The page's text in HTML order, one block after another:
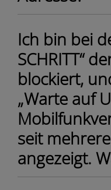
Ich bin bei
SCHRITT“
blockiert,
„Warte auf
seit
angezeigt.